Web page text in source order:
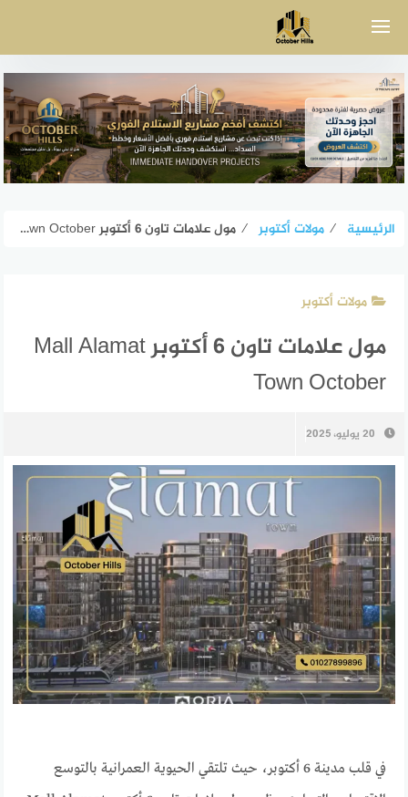
الرئيسية ⁄ مولات أكتوبر ⁄ مول علامات تاون 6 أكتوبر Mall Alamat Town October
مولات أكتوبر
مول علامات تاون 6 أكتوبر Mall Alamat
Town October
20 يوليو، 2025
في قلب مدينة 6 أكتوبر، حيث تلتقي الحيوية العمرانية بالتوسع